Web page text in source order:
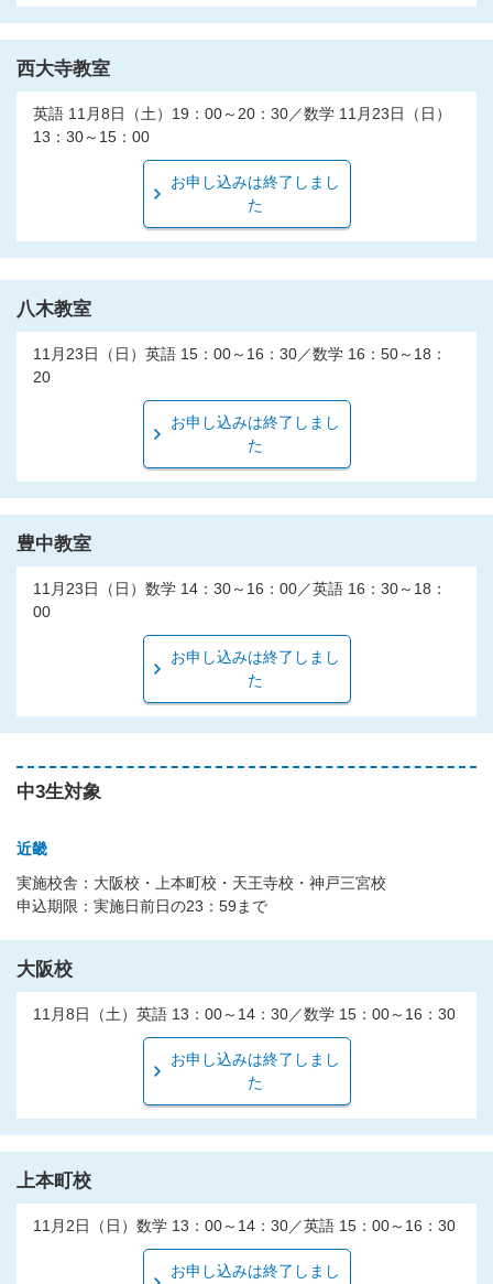
西大寺教室
英語 11月8日（土）19：00～20：30／数学 11月23日（日）
13：30～15：00
お申し込みは終了しまし
た
八木教室
11月23日（日）英語 15：00～16：30／数学 16：50～18：
20
お申し込みは終了しまし
た
豊中教室
11月23日（日）数学 14：30～16：00／英語 16：30～18：
00
お申し込みは終了しまし
た
中3生対象
近畿
実施校舎：大阪校・上本町校・天王寺校・神戸三宮校
申込期限：実施日前日の23：59まで
大阪校
11月8日（土）英語 13：00～14：30／数学 15：00～16：30
お申し込みは終了しまし
た
上本町校
11月2日（日）数学 13：00～14：30／英語 15：00～16：30
お申し込みは終了しまし